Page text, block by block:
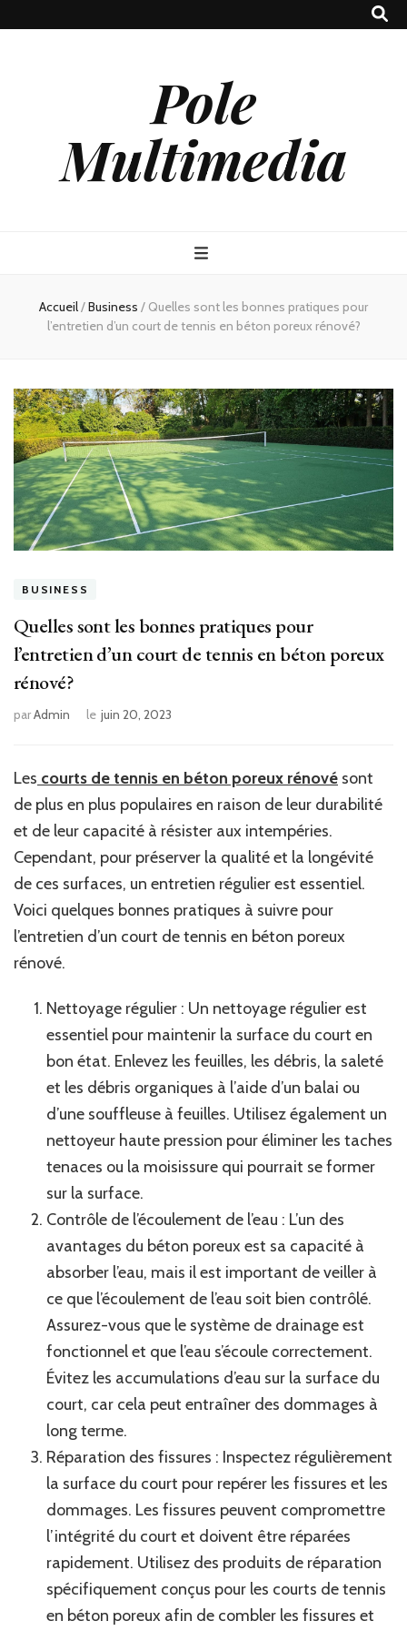
Pole
Multimedia
Accueil/Business / Quelles sont les bonnes pratiques pour
l’entretien d’un court de tennis en béton poreux rénové?
BUSINESS
Quelles sont les bonnes pratiques pour
l’entretien d’un court de tennis en béton poreux
rénové?
parAdmin le juin 20, 2023
Les courts de tennis en béton poreux rénové sont
de plus en plus populaires en raison de leur durabilité
et de leur capacité à résister aux intempéries.
Cependant, pour préserver la qualité et la longévité
de ces surfaces, un entretien régulier est essentiel.
Voici quelques bonnes pratiques à suivre pour
l’entretien d’un court de tennis en béton poreux
rénové.
Nettoyage régulier : Un nettoyage régulier est
essentiel pour maintenir la surface du court en
bon état. Enlevez les feuilles, les débris, la saleté
et les débris organiques à l’aide d’un balai ou
d’une souffleuse à feuilles. Utilisez également un
nettoyeur haute pression pour éliminer les taches
tenaces ou la moisissure qui pourrait se former
sur la surface.
Contrôle de l’écoulement de l’eau : L’un des
avantages du béton poreux est sa capacité à
absorber l’eau, mais il est important de veiller à
ce que l’écoulement de l’eau soit bien contrôlé.
Assurez-vous que le système de drainage est
fonctionnel et que l’eau s’écoule correctement.
Évitez les accumulations d’eau sur la surface du
court, car cela peut entraîner des dommages à
long terme.
Réparation des fissures : Inspectez régulièrement
la surface du court pour repérer les fissures et les
dommages. Les fissures peuvent compromettre
l’intégrité du court et doivent être réparées
rapidement. Utilisez des produits de réparation
spécifiquement conçus pour les courts de tennis
en béton poreux afin de combler les fissures et